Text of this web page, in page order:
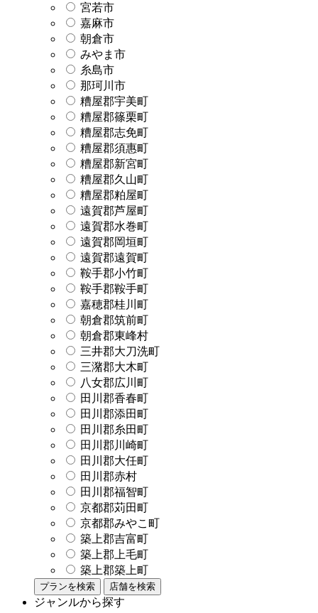
宮若市
嘉麻市
朝倉市
みやま市
糸島市
那珂川市
糟屋郡宇美町
糟屋郡篠栗町
糟屋郡志免町
糟屋郡須惠町
糟屋郡新宮町
糟屋郡久山町
糟屋郡粕屋町
遠賀郡芦屋町
遠賀郡水巻町
遠賀郡岡垣町
遠賀郡遠賀町
鞍手郡小竹町
鞍手郡鞍手町
嘉穂郡桂川町
朝倉郡筑前町
朝倉郡東峰村
三井郡大刀洗町
三潴郡大木町
八女郡広川町
田川郡香春町
田川郡添田町
田川郡糸田町
田川郡川崎町
田川郡大任町
田川郡赤村
田川郡福智町
京都郡苅田町
京都郡みやこ町
築上郡吉富町
築上郡上毛町
築上郡築上町
プランを検索 店舗を検索
ジャンルから探す